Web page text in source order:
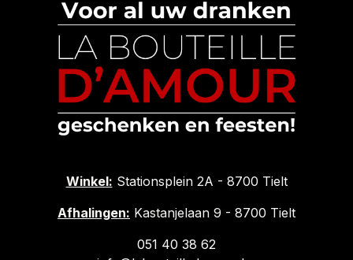
Winkel: Stationsplein 2A - 8700 Tielt
Afhalingen: Kastanjelaan 9 - 8700 Tielt
051 40 38 62